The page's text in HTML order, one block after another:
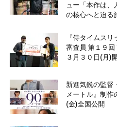
ュー「本作は、
の核心へと迫る
『侍タイムス
審査員 第１９
３月３０日(月)
新進気鋭の監督
メートル』制作
(金)全国公開